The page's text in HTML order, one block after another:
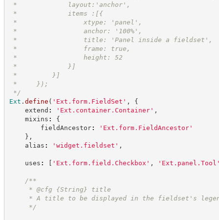
*             layout:'anchor',
*             items :[{
*                 xtype: 'panel',
*                 anchor: '100%',
*                 title: 'Panel inside a fieldset',
*                 frame: true,
*                 height: 52
*             }]
*         }]
*     });
*/
Ext . define ( ' Ext.form.FieldSet ' ,
{
extend : ' Ext.container.Container' ,
mixins :
{
fieldAncestor: ' Ext.form.FieldAncestor'
} ,
alias : ' widget.fieldset ' ,
uses : [ ' Ext.form.field.Checkbox ' , ' Ext.panel.Tool
/**
* @cfg {String}
title
* A title to be displayed in the fieldset's legend.
*/